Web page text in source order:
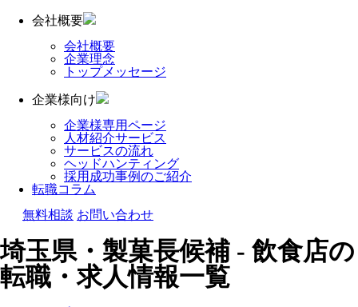
会社概要
会社概要
企業理念
トップメッセージ
企業様向け
企業様専用ページ
人材紹介サービス
サービスの流れ
ヘッドハンティング
採用成功事例のご紹介
転職コラム
無料相談 お問い合わせ
埼玉県・製菓長候補 - 飲食店の
転職・求人情報一覧